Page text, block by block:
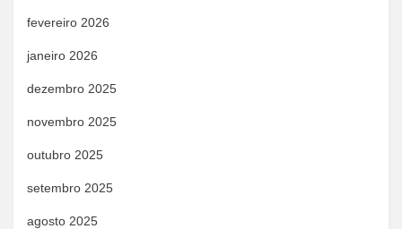
fevereiro 2026
janeiro 2026
dezembro 2025
novembro 2025
outubro 2025
setembro 2025
agosto 2025